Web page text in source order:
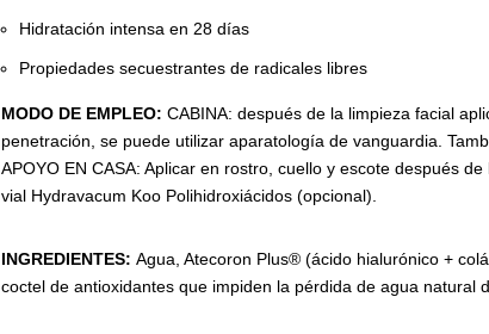
Hidratación intensa en 28 días
Propiedades secuestrantes de radicales libres
MODO DE EMPLEO: CABINA: después de la limpieza facial
penetración, se puede utilizar aparatología de vanguardia.
APOYO EN CASA: Aplicar en rostro, cuello y escote después
vial Hydravacum Koo Polihidroxiácidos (opcional).
INGREDIENTES: Agua, Atecoron Plus® (ácido hialurónico +
coctel de antioxidantes que impiden la pérdida de agua